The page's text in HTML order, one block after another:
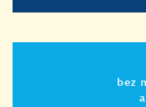
bez